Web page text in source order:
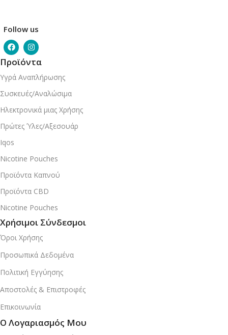
Follow us
Προϊόντα
Υγρά Αναπλήρωσης
Συσκευές/Αναλώσιμα
Ηλεκτρονικά μιας Χρήσης
Πρώτες Ύλες/Αξεσουάρ
Iqos
Nicotine Pouches
Προϊόντα Καπνού
Προϊόντα CBD
Nicotine Pouches
Χρήσιμοι Σύνδεσμοι
Όροι Χρήσης
Προσωπικά Δεδομένα
Πολιτική Εγγύησης
Αποστολές & Επιστροφές
Επικοινωνία
Ο Λογαριασμός Μου